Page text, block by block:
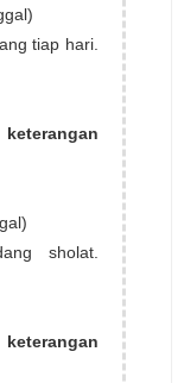
tiap hari.
sholat.